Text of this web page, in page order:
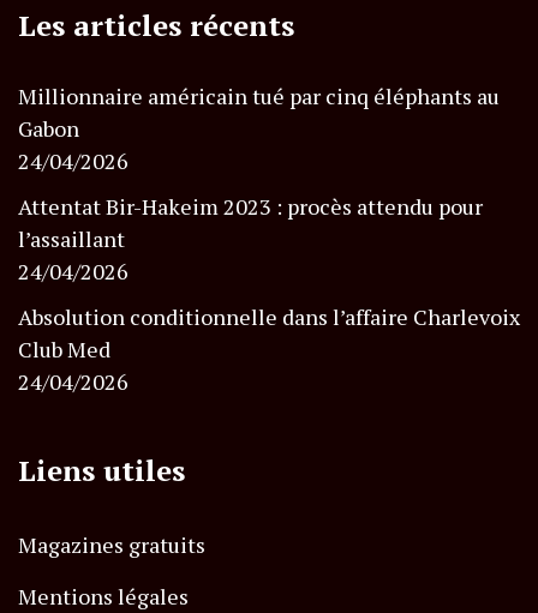
Les articles récents
Millionnaire américain tué par cinq éléphants au
Gabon
24/04/2026
Attentat Bir-Hakeim 2023 : procès attendu pour
l’assaillant
24/04/2026
Absolution conditionnelle dans l’affaire Charlevoix
Club Med
24/04/2026
Liens utiles
Magazines gratuits
Mentions légales